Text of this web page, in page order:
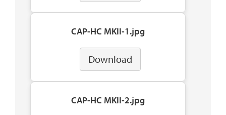
CAP-HC MKII-1.jpg
Download
CAP-HC MKII-2.jpg